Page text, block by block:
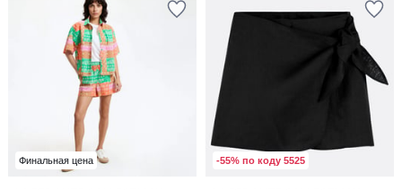
Финальная цена -55% по коду 5525